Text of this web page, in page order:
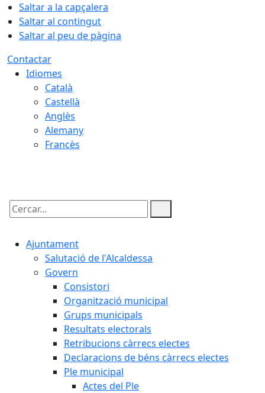
Saltar a la capçalera
Saltar al contingut
Saltar al peu de pàgina
Contactar
Idiomes
Català
Castellà
Anglès
Alemany
Francès
Cercar:
Ajuntament
Salutació de l'Alcaldessa
Govern
Consistori
Organització municipal
Grups municipals
Resultats electorals
Retribucions càrrecs electes
Declaracions de béns càrrecs electes
Ple municipal
Actes del Ple